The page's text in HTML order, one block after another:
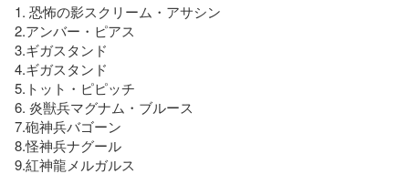
1. 恐怖の影スクリーム・アサシン
2.アンバー・ピアス
3.ギガスタンド
4.ギガスタンド
5.トット・ピピッチ
6. 炎獣兵マグナム・ブルース
7.砲神兵バゴーン
8.怪神兵ナグール
9.紅神龍メルガルス